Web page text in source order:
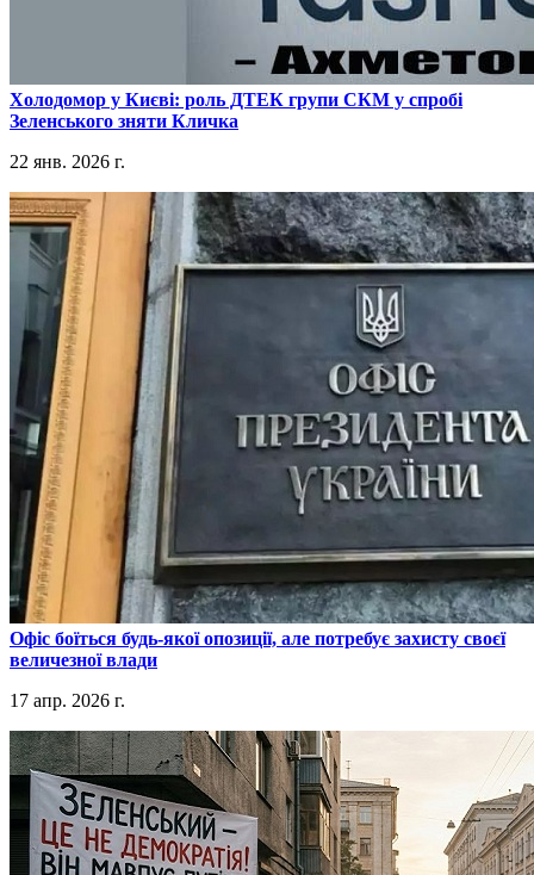
​Холодомор у Києві: роль ДТЕК групи СКМ у спробі
Зеленського зняти Кличка
22 янв. 2026 г.
​Офіс боїться будь-якої опозиції, але потребує захисту своєї
величезної влади
17 апр. 2026 г.